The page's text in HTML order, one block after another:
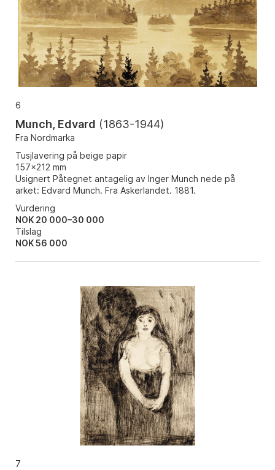
6
Munch, Edvard (1863-1944)
Fra Nordmarka
Tusjlavering på beige papir
157x212 mm
Usignert Påtegnet antagelig av Inger Munch nede på
arket: Edvard Munch. Fra Askerlandet. 1881.
Vurdering
NOK 20 000–30 000
Tilslag
NOK56 000
7